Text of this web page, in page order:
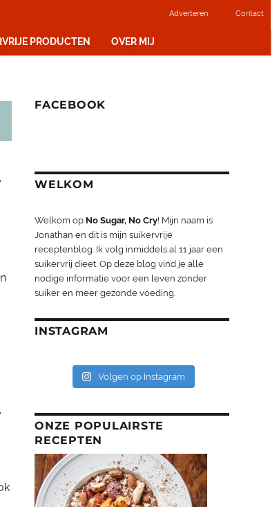
Contact
Adverteren
PRODUCTEN OVER MIJ
FACEBOOK
WELKOM
Welkom op No Sugar, No Cry! Mijn naam is
Jonathan en dit is mijn suikervrije
receptenblog. Ik volg inmiddels al 11 jaar een
suikervrij dieet. Op deze blog vind je alle
nodige informatie voor een leven zonder
suiker en meer gezonde voeding.
INSTAGRAM
Volgen op Instagram
ONZE POPULAIRSTE
RECEPTEN